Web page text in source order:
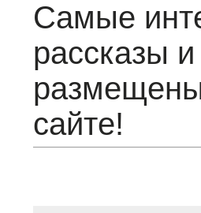
Самые
рассказы и
сайте!